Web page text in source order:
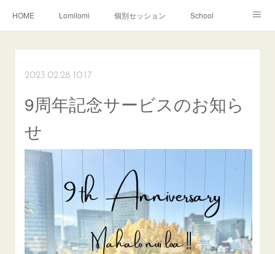
HOME Lomilomi 個別セッション School
School無料説明会
2023.02.28 10:17
9周年記念サービスのお知ら
せ